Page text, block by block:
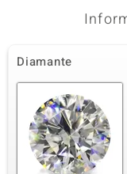
Somma del peso in carati
pavé
Quinta pietra
Varietà delle gemme
Diamante Argyle
France SI1
Diamante